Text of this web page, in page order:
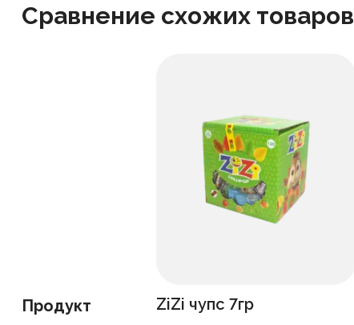
Сравнение схожих товаров
Продукт ZiZi чупс 7гр